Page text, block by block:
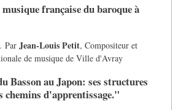
française du baroque à
Par Jean-Louis Petit, Compositeur et
de musique de Ville d'Avray
Basson au Japon: ses structures
chemins d'apprentissage."